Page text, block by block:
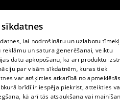
lai nodrošinātu un uzlabotu
un satura ģenerēšanai, veiktu
datu apkopošanu, kā arī produktu
par visām sīkdatnēm, kuras tiek
var atšķirties atkarībā no
brīdī ir iespēja piekrist, atteikties
kā arī tās atsaukšana vai